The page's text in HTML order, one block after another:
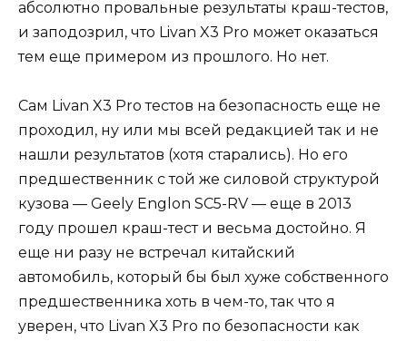
абсолютно провальные результаты краш-тестов,
и заподозрил, что Livan X3 Pro может оказаться
тем еще примером из прошлого. Но нет.
Сам Livan X3 Pro тестов на безопасность еще не
проходил, ну или мы всей редакцией так и не
нашли результатов (хотя старались). Но его
предшественник с той же силовой структурой
кузова — Geely Englon SC5-RV — еще в 2013
году прошел краш-тест и весьма достойно. Я
еще ни разу не встречал китайский
автомобиль, который бы был хуже собственного
предшественника хоть в чем-то, так что я
уверен, что Livan X3 Pro по безопасности как